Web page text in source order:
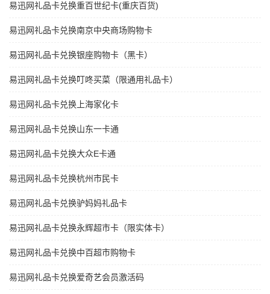
易迅网礼品卡兑换重百世纪卡(重庆百货)
易迅网礼品卡兑换南京中央商场购物卡
易迅网礼品卡兑换银座购物卡（黑卡）
易迅网礼品卡兑换叮咚买菜（限通用礼品卡）
易迅网礼品卡兑换上海家化卡
易迅网礼品卡兑换山东一卡通
易迅网礼品卡兑换大众E卡通
易迅网礼品卡兑换杭州市民卡
易迅网礼品卡兑换驴妈妈礼品卡
易迅网礼品卡兑换永辉超市卡（限实体卡）
易迅网礼品卡兑换中百超市购物卡
易迅网礼品卡兑换爱奇艺会员激活码